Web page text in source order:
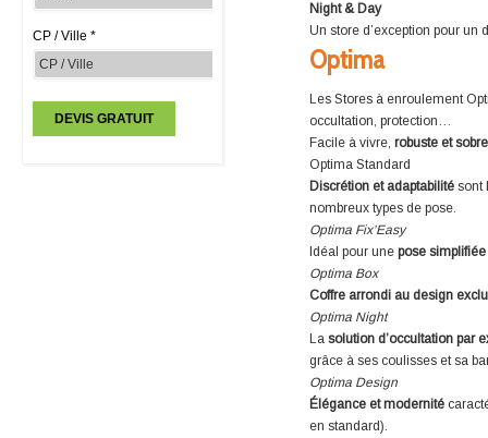
Night & Day
Un store d’exception pour un
Optima
Les Stores à enroulement
occultation, protection…
Facile à vivre, robuste et sobre
Optima Standard
Discrétion et adaptabilitésont
nombreux types de pose.
Optima Fix’Easy
Idéal pour une pose simplifiée
Optima Box
Coffre arrondi au design
Optima Night
La solution d’occultation par
grâce à ses coulisses et sa
Optima Design
Élégance et modernité
en standard).
CP / Ville *